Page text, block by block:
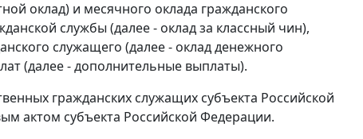
оклад) и месячного оклада гражданского
службы (далее - оклад за классный чин),
служащего (далее - оклад денежного
(далее - дополнительные выплаты).
гражданских служащих субъекта Российской
актом субъекта Российской Федерации.